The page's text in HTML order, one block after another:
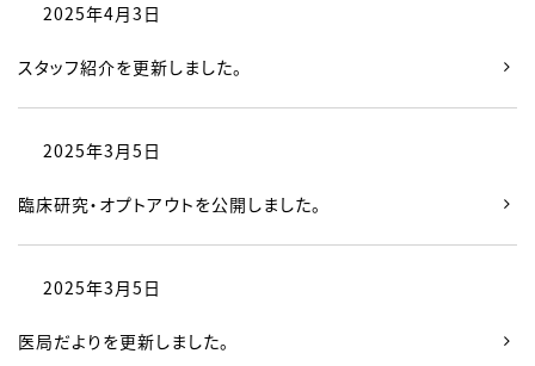
2025年4月3日
スタッフ紹介を更新しました。
2025年3月5日
臨床研究・オプトアウトを公開しました。
2025年3月5日
医局だよりを更新しました。